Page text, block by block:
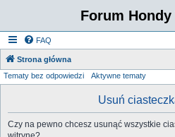
Forum Hondy
FAQ
Strona główna
Tematy bez odpowiedzi Aktywne tematy
Usuń
Czy na pewno chcesz usunąć wszystkie